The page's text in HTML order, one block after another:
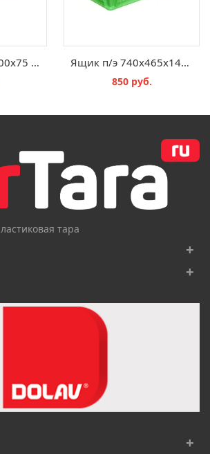
Ящик п/э 600х400х75 дно сплошное, стенки перфорированные цв. зеленый Ящик п/э 740х465х145 дно сплошное, стенки перфорированные цв. зеленый
850 руб.
тара
+
+
+